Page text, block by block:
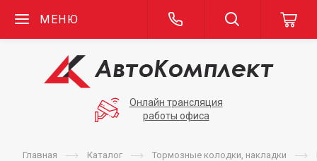
МЕНЮ
Онлайн трансляция
работы офиса
Главная Каталог Тормозные колодки, накладки